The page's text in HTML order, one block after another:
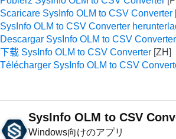
Scaricare SysInfo OLM to CSV Converter
SysInfo OLM to CSV Converter
Descargar SysInfo OLM to CSV Converter
下载 SysInfo OLM to CSV Converter
Télécharger SysInfo OLM to CSV
SysInfo OLM to CSV
Windows向けのアプリ